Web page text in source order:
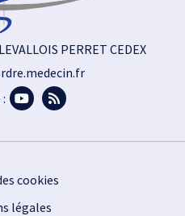
PERRET CEDEX
cookies
légales